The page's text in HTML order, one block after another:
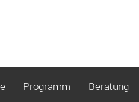
Programm Beratung